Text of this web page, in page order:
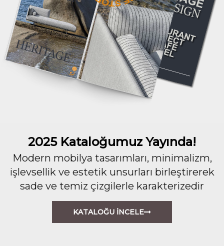
2025 Kataloğumuz Yayında!
Modern mobilya tasarımları, minimalizm,
işlevsellik ve estetik unsurları birleştirerek
sade ve temiz çizgilerle karakterizedir
KATALOĞU İNCELE